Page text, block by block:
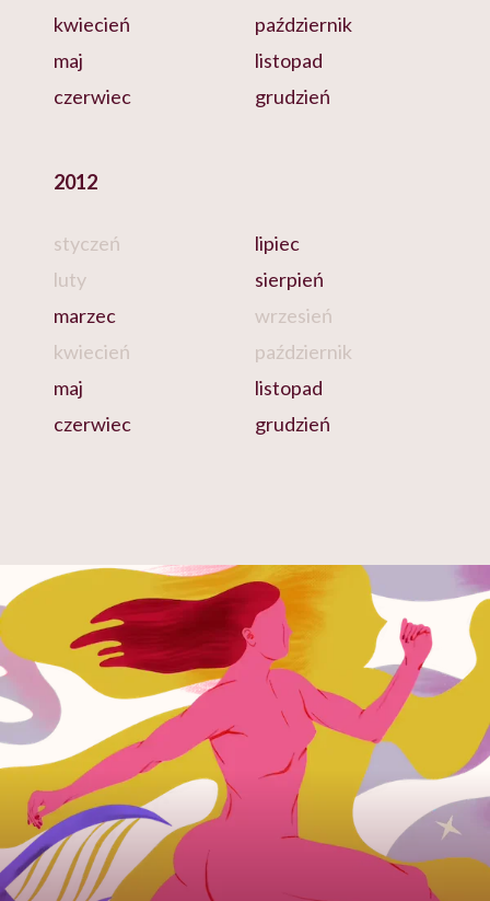
kwiecień
maj
czerwiec
październik
listopad
grudzień
2012
styczeń
luty
marzec
kwiecień
maj
czerwiec
lipiec
sierpień
wrzesień
październik
listopad
grudzień